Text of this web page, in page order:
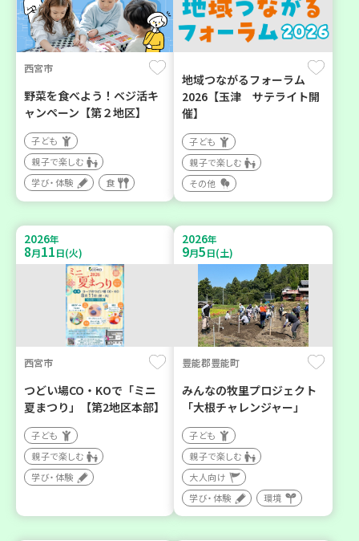
西宮市
野菜を食べよう！ベジ活キ
ャンペーン【第２地区】
子ども
親子で楽しむ
学び・体験
食
地域つながるフォーラム
2026【玉津 サテライト開
催】
子ども
親子で楽しむ
その他
2026年
8月11日(火)
西宮市
つどい場CO・KOで「ミニ
夏まつり」【第2地区本部】
子ども
親子で楽しむ
学び・体験
2026年
9月5日(土)
豊能郡豊能町
みんなの牧里プロジェクト
「大根チャレンジャー」
子ども
親子で楽しむ
大人向け
学び・体験
環境